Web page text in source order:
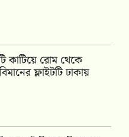
কাটিয়ে রোম থেকে
ফ্লাইটটি ঢাকায়